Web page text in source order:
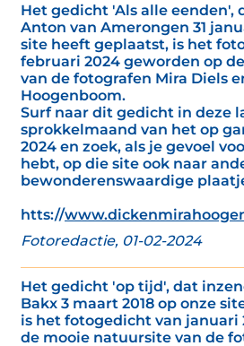
Het gedicht 'Als alle eenden',
Anton van Amerongen 31
site heeft geplaatst, is het
februari 2024 geworden op
van de fotografen Mira Diels
Hoogenboom.
Surf naar dit gedicht in deze
sprokkelmaand van het op
2024 en zoek, als je gevoel
hebt, op die site ook naar
bewonderenswaardige
htts://
Fotoredactie, 01-02-2024
Het gedicht 'op tijd', dat
Bakx 3 maart 2018 op onze
is het fotogedicht van januari
de mooie natuursite van de